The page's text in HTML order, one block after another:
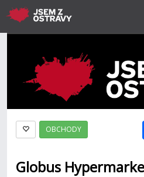
OBCHODY
Globus